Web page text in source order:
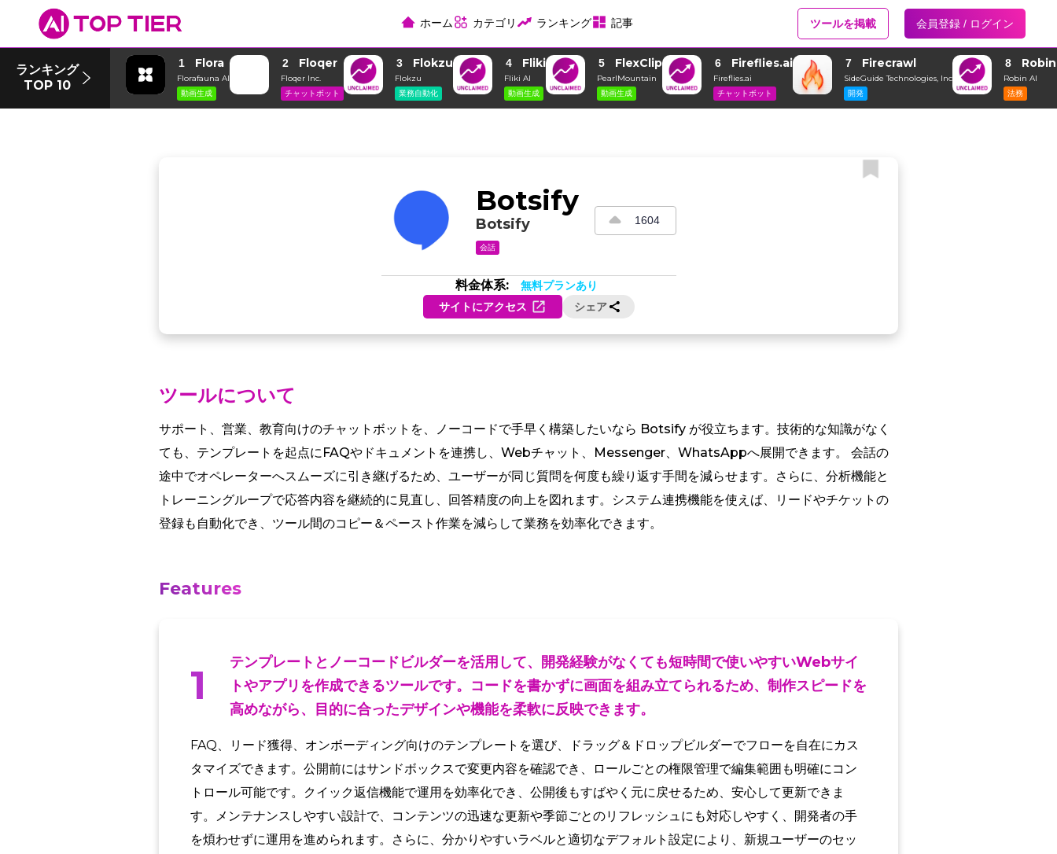
ホーム カテゴリ ランキング 記事 ツールを掲載 会員登録 / ログイン
ランキング
TOP 10
1 Flora
Florafauna AI
動画生成
2 Floqer
Floqer Inc.
チャットボット
3 Flokzu
Flokzu
業務自動化
4 Fliki
Fliki AI
動画生成
5 FlexClip
PearlMountain
動画生成
6 Fireflies.ai
Fireflies.ai
チャットボット
7 Firecrawl
SideGuide Technologies, Inc
開発
8
Robin AI
法務
Botsify
Botsify
会話
1604
料金体系: 無料プランあり
サイトにアクセス シェア
ツールについて
サポート、営業、教育向けのチャットボットを、ノーコードで手早く構築したいなら Botsify が役立ちます。技術的な知識がなく
ても、テンプレートを起点にFAQやドキュメントを連携し、Webチャット、Messenger、WhatsAppへ展開できます。 会話の
途中でオペレーターへスムーズに引き継げるため、ユーザーが同じ質問を何度も繰り返す手間を減らせます。さらに、分析機能と
トレーニングループで応答内容を継続的に見直し、回答精度の向上を図れます。システム連携機能を使えば、リードやチケットの
登録も自動化でき、ツール間のコピー＆ペースト作業を減らして業務を効率化できます。
Features
1
テンプレートとノーコードビルダーを活用して、開発経験がなくても短時間で使いやすいWebサイ
トやアプリを作成できるツールです。コードを書かずに画面を組み立てられるため、制作スピードを
高めながら、目的に合ったデザインや機能を柔軟に反映できます。
FAQ、リード獲得、オンボーディング向けのテンプレートを選び、ドラッグ＆ドロップビルダーでフローを自在にカス
タマイズできます。公開前にはサンドボックスで変更内容を確認でき、ロールごとの権限管理で編集範囲も明確にコン
トロール可能です。クイック返信機能で運用を効率化でき、公開後もすばやく元に戻せるため、安心して更新できま
す。メンテナンスしやすい設計で、コンテンツの迅速な更新や季節ごとのリフレッシュにも対応しやすく、開発者の手
を煩わせずに運用を進められます。さらに、分かりやすいラベルと適切なデフォルト設定により、新規ユーザーのセッ